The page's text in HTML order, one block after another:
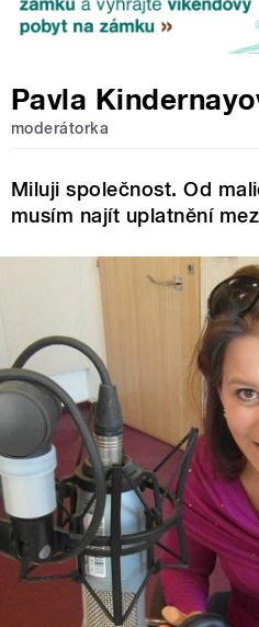
Pavla
moderátorka
Miluji společnost. Od
musím najít uplatnění